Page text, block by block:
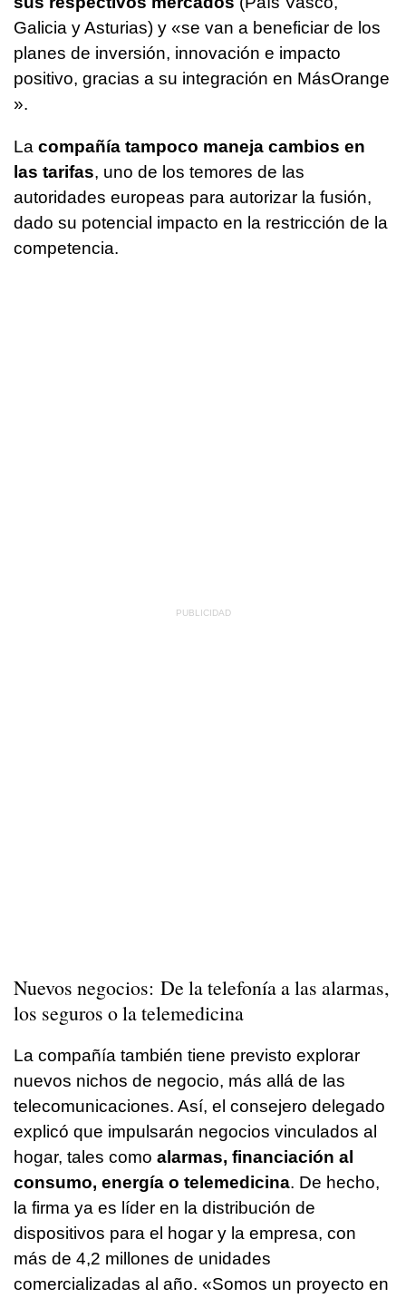
Galicia y Asturias) y «se van a beneficiar de los
planes de inversión, innovación e impacto
positivo, gracias a su integración en MásOrange
».
La compañía tampoco maneja cambios en
las tarifas, uno de los temores de las
autoridades europeas para autorizar la fusión,
dado su potencial impacto en la restricción de la
competencia.
Nuevos negocios: De la telefonía a las alarmas,
los seguros o la telemedicina
La compañía también tiene previsto explorar
nuevos nichos de negocio, más allá de las
telecomunicaciones. Así, el consejero delegado
explicó que impulsarán negocios vinculados al
hogar, tales como alarmas, financiación al
consumo, energía o telemedicina. De hecho,
la firma ya es líder en la distribución de
dispositivos para el hogar y la empresa, con
más de 4,2 millones de unidades
comercializadas al año. «Somos un proyecto en